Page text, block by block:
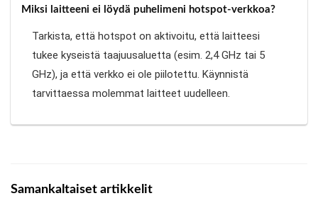
Miksi laitteeni ei löydä puhelimeni hotspot-verkkoa?
Tarkista, että hotspot on aktivoitu, että laitteesi
tukee kyseistä taajuusaluetta (esim. 2,4 GHz tai 5
GHz), ja että verkko ei ole piilotettu. Käynnistä
tarvittaessa molemmat laitteet uudelleen.
Samankaltaiset artikkelit